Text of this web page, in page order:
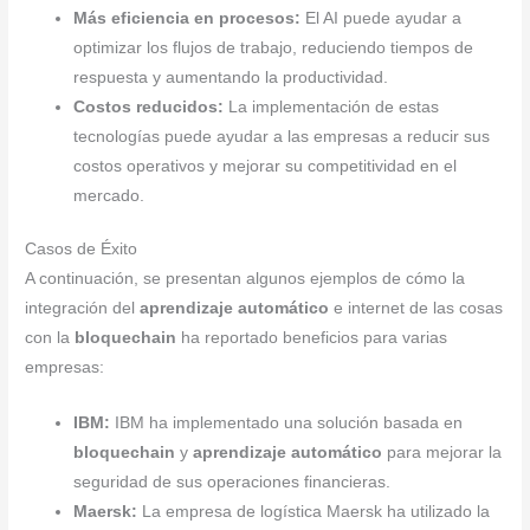
Más eficiencia en procesos: El AI puede ayudar a
optimizar los flujos de trabajo, reduciendo tiempos de
respuesta y aumentando la productividad.
Costos reducidos: La implementación de estas
tecnologías puede ayudar a las empresas a reducir sus
costos operativos y mejorar su competitividad en el
mercado.
Casos de Éxito
A continuación, se presentan algunos ejemplos de cómo la
integración delaprendizaje automático e internet de las cosas
con la bloquechain ha reportado beneficios para varias
empresas:
IBM: IBM ha implementado una solución basada en
bloquechain yaprendizaje automático para mejorar la
seguridad de sus operaciones financieras.
Maersk: La empresa de logística Maersk ha utilizado la